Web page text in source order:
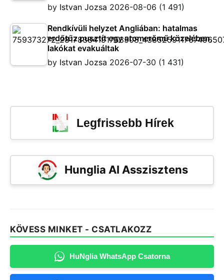
by Istvan Jozsa 2026-08-06 (1 491)
Rendkívüli helyzet Angliában: hatalmas
erdőtűz pusztít egy atomerőmű közelében,
lakókat evakuáltak
by Istvan Jozsa 2026-07-30 (1 431)
Legfrissebb Hírek
Hunglia AI Asszisztens
KÖVESS MINKET - CSATLAKOZZ
HuNglia WhatsApp Csatorna